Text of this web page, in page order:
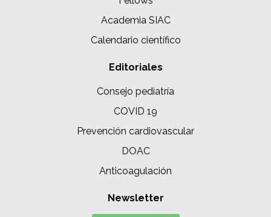
Academia SIAC
Calendario científico
Editoriales
Consejo pediatría
COVID 19
Prevención cardiovascular
DOAC
Anticoagulación
Newsletter